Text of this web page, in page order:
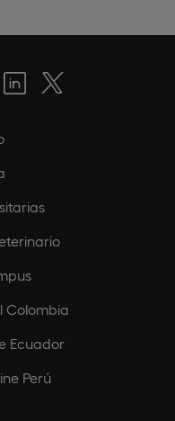
Colombia
Ecuador
Perú